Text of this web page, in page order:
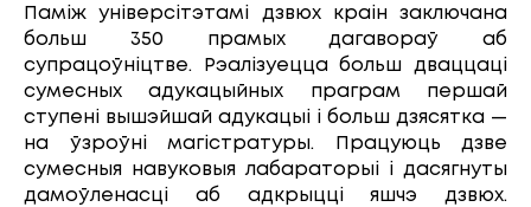
Паміж універсітэтамі дзвюх краін заключана
больш 350 прамых дагавораў аб
супрацоўніцтве. Рэалізуецца больш дваццаці
сумесных адукацыйных праграм першай
ступені вышэйшай адукацыі і больш дзясятка —
на ўзроўні магістратуры. Працуюць дзве
сумесныя навуковыя лабараторыі і дасягнуты
дамоўленасці аб адкрыцці яшчэ дзвюх.